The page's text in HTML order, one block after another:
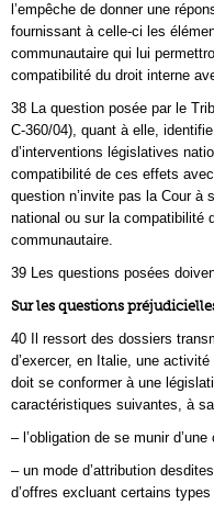
l’empêche de donner une
fournissant à celle-ci les
communautaire qui lui
compatibilité du droit interne
38 La question posée par le
C‑360/04), quant à elle,
d’interventions législatives
compatibilité de ces effets
question n’invite pas la Cour à
national ou sur la compatibilité
communautaire.
39 Les questions posées
Sur les questions
40 Il ressort des dossiers
d’exercer, en Italie, une
doit se conformer à une
caractéristiques suivantes, à
– l’obligation de se munir
– un mode d’attribution
d’offres excluant certains